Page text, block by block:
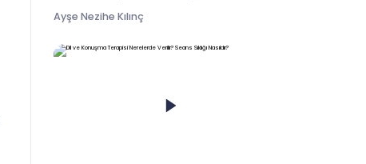
Ayşe Nezihe Kılınç